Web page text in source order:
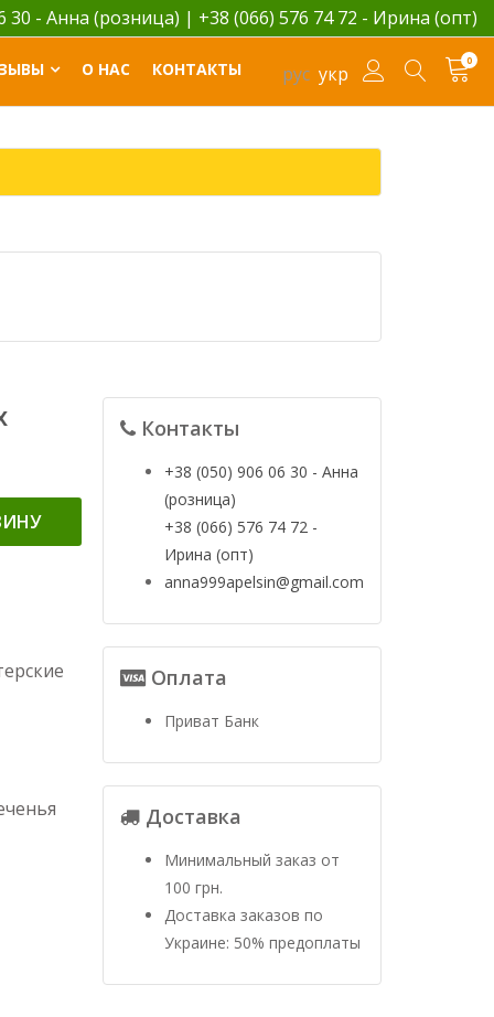
30 - Анна (розница) | +38 (066) 576 74 72 - Ирина (опт)
рус укр
0
О НАС КОНТАКТЫ
Контакты
+38 (050) 906 06 30 - Анна
(розница)
+38 (066) 576 74 72 -
Ирина (опт)
anna999apelsin@gmail.com
Оплата
Приват Банк
Доставка
Минимальный заказ от
100 грн.
Доставка заказов по
Украине: 50% предоплаты